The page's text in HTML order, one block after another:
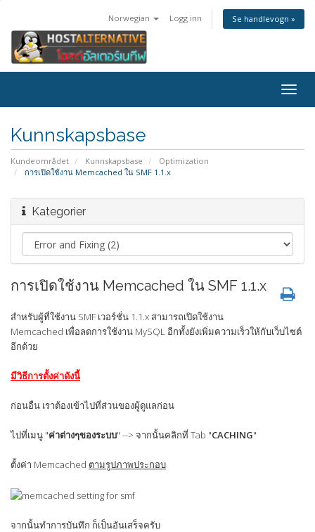
Norwegian Logg inn Se handlevogn »
Kunnskapsbase
Kundeområdet Kunnskapsbase
Optimization
การเปิดใช้งาน Memcached ใน SMF 1.1.x
Kategorier
การเปิดใช้งาน Memcached ใน SMF 1.1.x
สำหรับผู้ที่ใช้งาน SMF เวอร์ชั่น 1.1.x สามารถเปิดใช้งาน
Memcached เพื่อลดการใช้งาน MySQL อีกทั้งยังเพิ่มความเร็วให้กับเว็บไซต์
อีกด้วย
มีวิธีการตั้งค่าดังนี้
ก่อนอื่น เราต้องเข้าไปที่ส่วนของผู้ดูแลก่อน
ไปที่เมนู "ค่าต่างๆของระบบ" --> จากนั้นคลิกที่ Tab "CACHING"
ตั้งค่า Memcached ตามรูปภาพประกอบ
จากนั้นทำการบันทึก ก็เป็นอันเสร็จครับ